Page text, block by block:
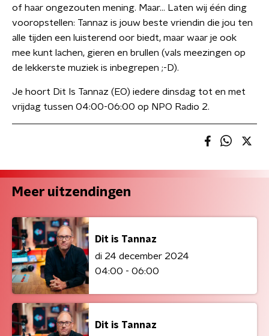
of haar ongezouten mening. Maar... Laten wij één ding
vooropstellen: Tannaz is jouw beste vriendin die jou ten
alle tijden een luisterend oor biedt, maar waar je ook
mee kunt lachen, gieren en brullen (vals meezingen op
de lekkerste muziek is inbegrepen ;-D).
Je hoort Dit Is Tannaz (EO) iedere dinsdag tot en met
vrijdag tussen 04:00-06:00 op NPO Radio 2.
Meer uitzendingen
Dit is Tannaz
di 24 december 2024
04:00 - 06:00
Dit is Tannaz